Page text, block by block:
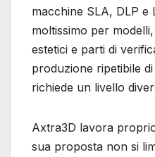
macchine SLA, DLP e
moltissimo per
estetici e parti di
produzione ripetibile
richiede un livello
Axtra3D lavora
sua proposta non si